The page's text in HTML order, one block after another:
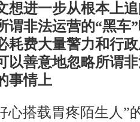
想进一步从根本上
谓非法运营的“黑车
耗费大量警力和行
以善意地忽略所谓
事情上
搭载胃疼陌生人”